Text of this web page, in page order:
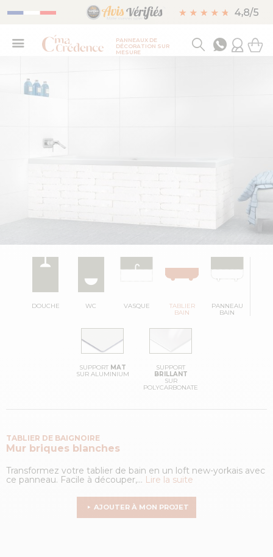
PANNEAUX DE
DÉCORATION SUR
MESURE
DOUCHE WC VASQUE
TABLIER
BAIN
PANNEAU
BAIN
SUPPORT MAT
SUR ALUMINIUM
SUPPORT
BRILLANT
SUR
POLYCARBONATE
TABLIER DE BAIGNOIRE
Mur briques blanches
Transformez votre tablier de bain en un loft new-yorkais avec
ce panneau. Facile à découper,... Lire la suite
AJOUTER À MON PROJET